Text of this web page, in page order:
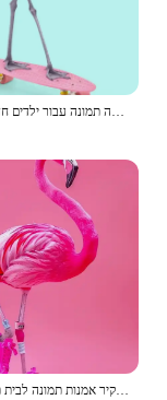
אופנה מצחיק ג 'ירפה זברה פלמינגו פוסטר מסיבת חיות בד ציור קיר אמנות הדפסה תמונה עבור ילדים חדר בית קישוט
מצחיק חמוד בועה חיה מסיבת דיסקו פוסטרים ורוד חתלתול לאמה קואלה הדפסים בד הדפס קיר אמנות תמונה לבית תפאורה הבית